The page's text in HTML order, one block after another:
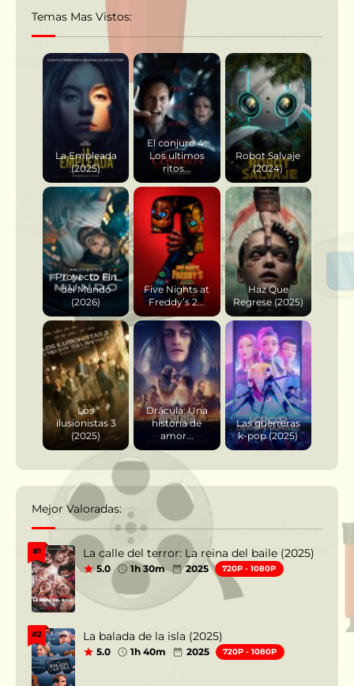
Temas Mas Vistos:
La Empleada
(2025)
El conjuro 4:
Los ultimos
ritos...
Robot Salvaje
(2024)
Proyecto Fin
del Mundo
(2026)
Five Nights at
Freddy’s 2...
Haz Que
Regrese (2025)
Los
ilusionistas 3
(2025)
Drácula: Una
historia de
amor...
Las guerreras
k-pop (2025)
Mejor Valoradas:
#1 La calle del terror: La reina del baile (2025)
5.0 1h 30m 2025 720P - 1080P
#2 La balada de la isla (2025)
5.0 1h 40m 2025 720P - 1080P